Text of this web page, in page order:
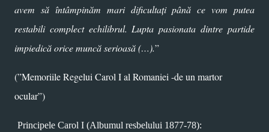
avem să întâmpinăm mari dificultați până ce vom putea
restabili complect echilibrul. Lupta pasionata dintre partide
impiedică orice muncă serioasă (…).”
(”Memoriile Regelui Carol I al Romaniei -de un martor
ocular”)
Principele Carol I (Albumul resbelului 1877-78):